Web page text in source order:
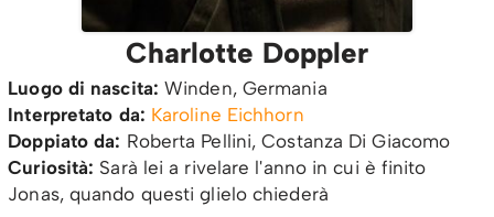
Charlotte Doppler
Luogo di nascita:Winden, Germania
Interpretato da: Karoline Eichhorn
Doppiato da: Roberta Pellini, Costanza Di Giacomo
Curiosità: Sarà lei a rivelare l'anno in cui è finito
Jonas, quando questi glielo chiederà